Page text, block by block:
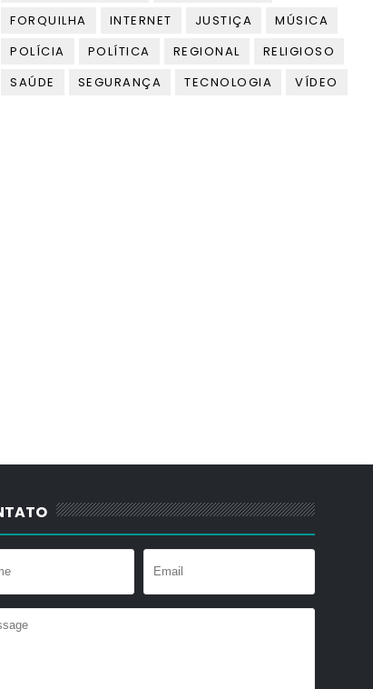
FORQUILHA
INTERNET JUSTIÇA
MÚSICA
POLÍCIA
POLÍTICA REGIONAL
RELIGIOSO
SAÚDE
SEGURANÇA TECNOLOGIA VÍDEO